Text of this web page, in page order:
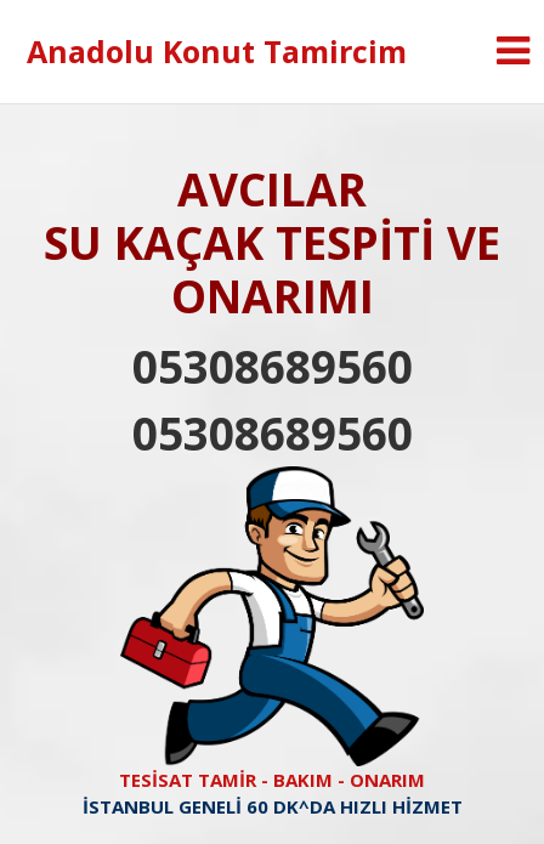
Anadolu Konut Tamircim
AVCILAR
SU KAÇAK TESPİTİ VE
ONARIMI
05308689560
05308689560
TESİSAT TAMİR - BAKIM - ONARIM
İSTANBUL GENELİ 60 DK^DA HIZLI HİZMET